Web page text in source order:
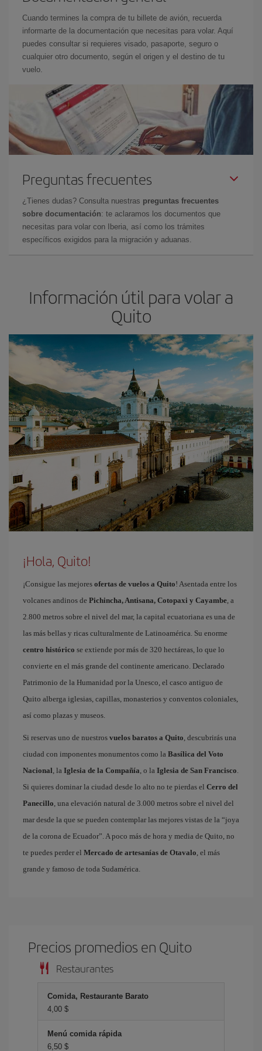
Cuando termines la compra de tu billete de avión, recuerda
informarte de la documentación que necesitas para volar. Aquí
puedes consultar si requieres visado, pasaporte, seguro o
cualquier otro documento, según el origen y el destino de tu
vuelo.
Preguntas frecuentes
¿Tienes dudas? Consulta nuestras preguntas frecuentes
sobre documentación: te aclaramos los documentos que
necesitas para volar con Iberia, así como los trámites
específicos exigidos para la migración y aduanas.
Información útil para volar a
Quito
¡Hola, Quito!
¡Consigue las mejores ofertas de vuelos a Quito! Asentada entre los
volcanes andinos de Pichincha, Antisana, Cotopaxi y Cayambe, a
2.800 metros sobre el nivel del mar, la capital ecuatoriana es una de
las más bellas y ricas culturalmente de Latinoamérica. Su enorme
centro histórico se extiende por más de 320 hectáreas, lo que lo
convierte en el más grande del continente americano. Declarado
Patrimonio de la Humanidad por la Unesco, el casco antiguo de
Quito alberga iglesias, capillas, monasterios y conventos coloniales,
así como plazas y museos.
Si reservas uno de nuestros vuelos baratos a Quito, descubrirás una
ciudad con imponentes monumentos como la Basílica del Voto
Nacional, la Iglesia de la Compañía, o la Iglesia de San Francisco.
Si quieres dominar la ciudad desde lo alto no te pierdas el Cerro del
Panecillo, una elevación natural de 3.000 metros sobre el nivel del
mar desde la que se pueden contemplar las mejores vistas de la “joya
de la corona de Ecuador”. A poco más de hora y media de Quito, no
te puedes perder el Mercado de artesanías de Otavalo, el más
grande y famoso de toda Sudamérica.
Precios promedios en Quito
Restaurantes
Comida, Restaurante Barato
4,00 $
Menú comida rápida
6,50 $